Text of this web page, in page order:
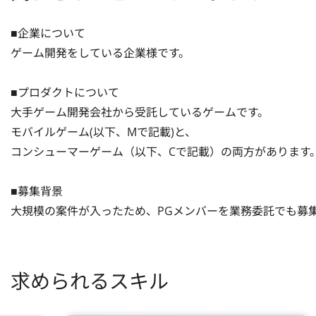
■企業について
ゲーム開発をしている企業様です。
■プロダクトについて
大手ゲーム開発会社から受託しているゲームです。
モバイルゲーム(以下、Mで記載)と、
コンシューマーゲーム（以下、Cで記載）の両方があります。
■募集背景
大規模の案件が入ったため、PGメンバーを業務委託でも募
求められるスキル